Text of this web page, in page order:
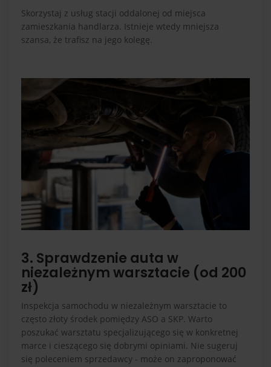
Skorzystaj z usług stacji oddalonej od miejsca
zamieszkania handlarza. Istnieje wtedy mniejsza
szansa, że trafisz na jego kolegę.
3. Sprawdzenie auta w
niezależnym warsztacie (od 200
zł)
Inspekcja samochodu w niezależnym warsztacie to
często złoty środek pomiędzy ASO a SKP. Warto
poszukać warsztatu specjalizującego się w konkretnej
marce i cieszącego się dobrymi opiniami. Nie sugeruj
się poleceniem sprzedawcy - może on zaproponować